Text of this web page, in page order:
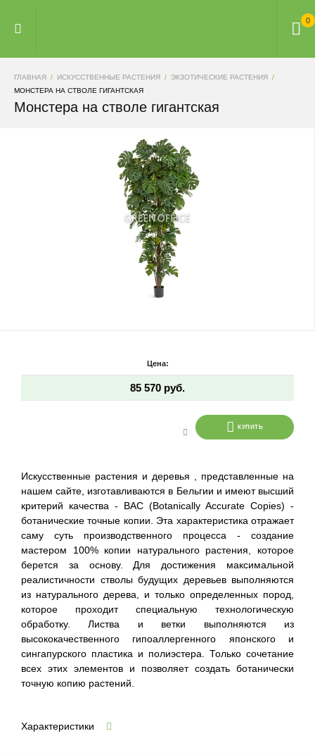
0
ГЛАВНАЯ ИСКУССТВЕННЫЕ РАСТЕНИЯ
ЭКЗОТИЧЕСКИЕ РАСТЕНИЯ
МОНСТЕРА НА СТВОЛЕ ГИГАНТСКАЯ
Монстера на стволе гигантская
Цена:
85 570 руб.
КУПИТЬ
Искусственные растения и деревья , представленные на
нашем сайте, изготавливаются в Бельгии и имеют высший
критерий качества - BAC (Botanically Accurate Copies) -
ботанические точные копии. Эта характеристика отражает
саму суть производственного процесса - создание
мастером 100% копии натурального растения, которое
берется за основу. Для достижения максимальной
реалистичности стволы будущих деревьев выполняются
из натурального дерева, и только определенных пород,
которое проходит специальную технологическую
обработку. Листва и ветки выполняются из
высококачественного гипоаллергенного японского и
сингапурского пластика и полиэстера. Только сочетание
всех этих элементов и позволяет создать ботанически
точную копию растений.
Характеристики